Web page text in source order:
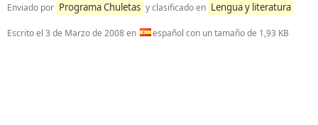
Enviado por Programa Chuletas y clasificado en Lengua y literatura
Escrito el 3 de Marzo de 2008en español con un tamaño de 1,93 KB